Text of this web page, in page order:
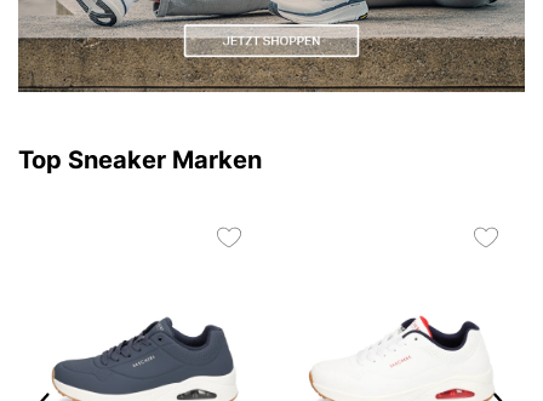
Top Sneaker Marken